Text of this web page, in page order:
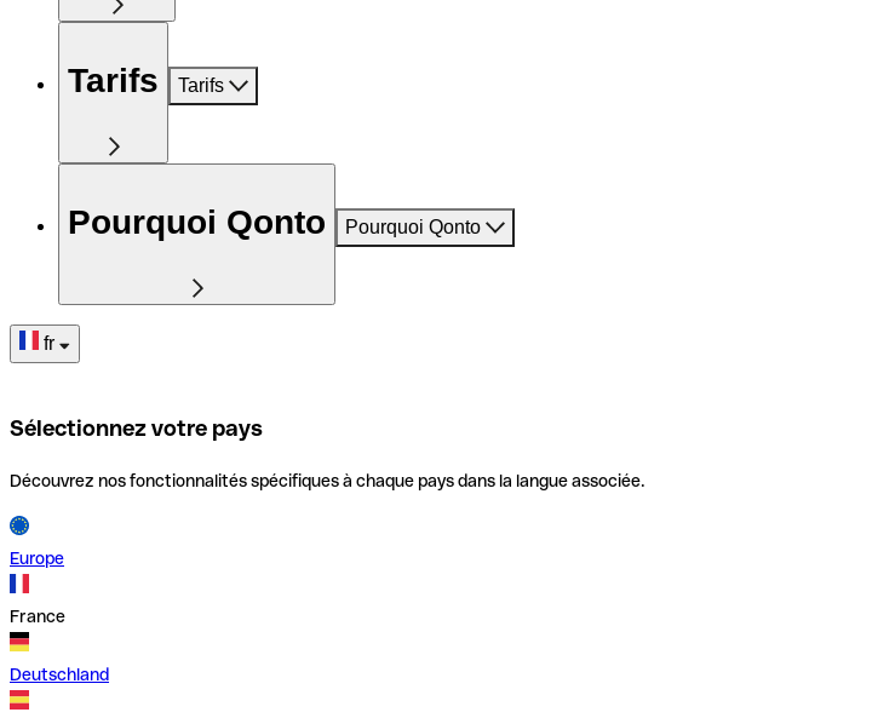
Tarifs Tarifs
Pourquoi Qonto Pourquoi Qonto
fr
Sélectionnez votre pays
Découvrez nos fonctionnalités spécifiques à chaque pays dans la langue associée.
Europe
France
Deutschland